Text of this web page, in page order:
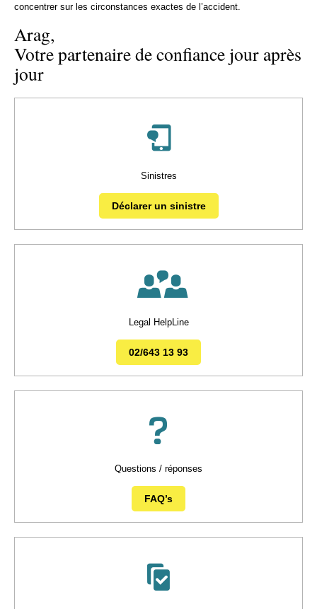
concentrer sur les circonstances exactes de l’accident.
Arag,
Votre partenaire de confiance jour après
jour
Sinistres
Déclarer un sinistre
Legal HelpLine
02/643 13 93
Questions / réponses
FAQ’s